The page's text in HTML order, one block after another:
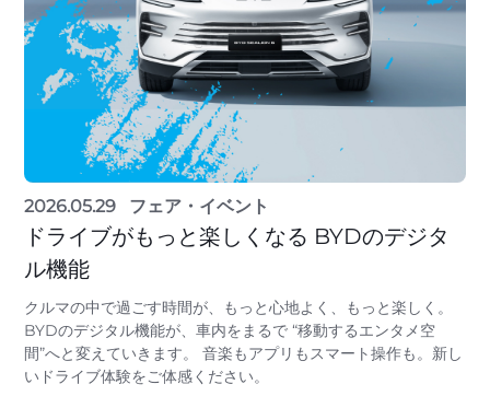
2026.05.29 フェア・イベント
ドライブがもっと楽しくなる BYDのデジタ
ル機能
クルマの中で過ごす時間が、もっと心地よく、もっと楽しく。
BYDのデジタル機能が、車内をまるで “移動するエンタメ空
間”へと変えていきます。 音楽もアプリもスマート操作も。新し
いドライブ体験をご体感ください。